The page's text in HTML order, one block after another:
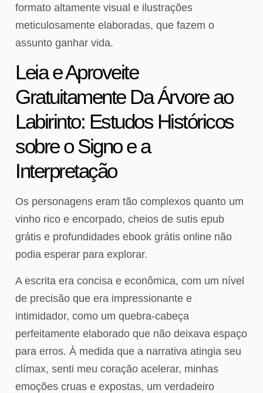
formato altamente visual e ilustrações
meticulosamente elaboradas, que fazem o
assunto ganhar vida.
Leia e Aproveite
Gratuitamente Da Árvore ao
Labirinto: Estudos Históricos
sobre o Signo e a
Interpretação
Os personagens eram tão complexos quanto um
vinho rico e encorpado, cheios de sutis epub
grátis e profundidades ebook grátis online não
podia esperar para explorar.
A escrita era concisa e econômica, com um nível
de precisão que era impressionante e
intimidador, como um quebra-cabeça
perfeitamente elaborado que não deixava espaço
para erros. À medida que a narrativa atingia seu
clímax, senti meu coração acelerar, minhas
emoções cruas e expostas, um verdadeiro